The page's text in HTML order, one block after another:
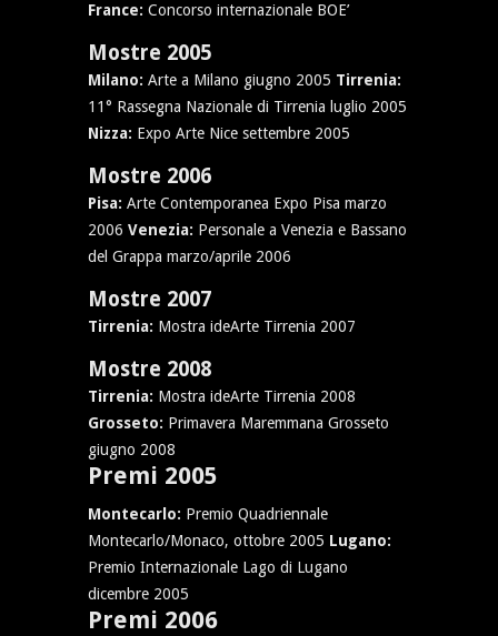
France: Concorso internazionale BOE’
Mostre 2005
Milano: Arte a Milano giugno 2005 Tirrenia:
11° Rassegna Nazionale di Tirrenia luglio 2005
Nizza: Expo Arte Nice settembre 2005
Mostre 2006
Pisa: Arte Contemporanea Expo Pisa marzo
2006 Venezia: Personale a Venezia e Bassano
del Grappa marzo/aprile 2006
Mostre 2007
Tirrenia: Mostra ideArte Tirrenia 2007
Mostre 2008
Tirrenia: Mostra ideArte Tirrenia 2008
Grosseto: Primavera Maremmana Grosseto
giugno 2008
Premi 2005
Montecarlo: Premio Quadriennale
Montecarlo/Monaco, ottobre 2005 Lugano:
Premio Internazionale Lago di Lugano
dicembre 2005
Premi 2006